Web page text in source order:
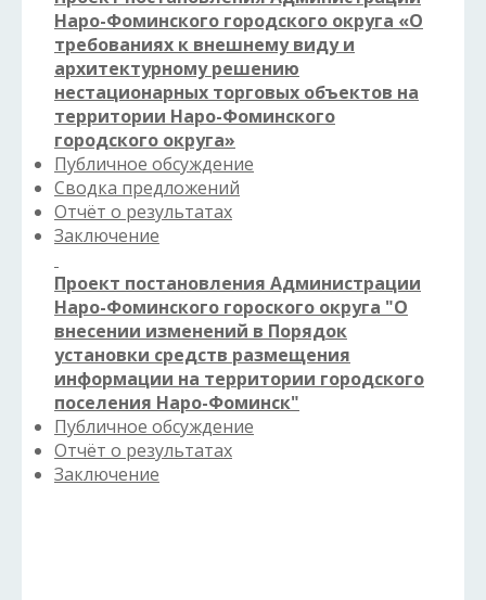
Наро-Фоминского городского округа «О
требованиях к внешнему виду и
архитектурному решению
нестационарных торговых объектов на
территории Наро-Фоминского
городского округа»
Публичное обсуждение
Сводка предложений
Отчёт о результатах
Заключение
Проект постановления Администрации
Наро-Фоминского гороского округа "О
внесении изменений в Порядок
установки средств размещения
информации на территории городского
поселения Наро-Фоминск"
Публичное обсуждение
Отчёт о результатах
Заключение